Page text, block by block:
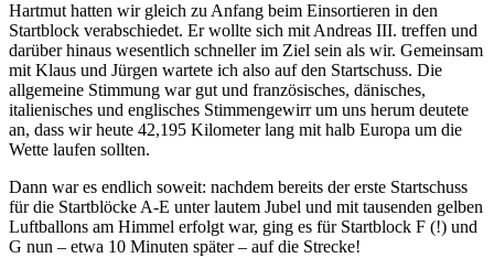
Hartmut hatten wir gleich zu Anfang beim Einsortieren in den
Startblock verabschiedet. Er wollte sich mit Andreas III. treffen und
darüber hinaus wesentlich schneller im Ziel sein als wir. Gemeinsam
mit Klaus und Jürgen wartete ich also auf den Startschuss. Die
allgemeine Stimmung war gut und französisches, dänisches,
italienisches und englisches Stimmengewirr um uns herum deutete
an, dass wir heute 42,195 Kilometer lang mit halb Europa um die
Wette laufen sollten.
Dann war es endlich soweit: nachdem bereits der erste Startschuss
für die Startblöcke A-E unter lautem Jubel und mit tausenden gelben
Luftballons am Himmel erfolgt war, ging es für Startblock F (!) und
G nun – etwa 10 Minuten später – auf die Strecke!